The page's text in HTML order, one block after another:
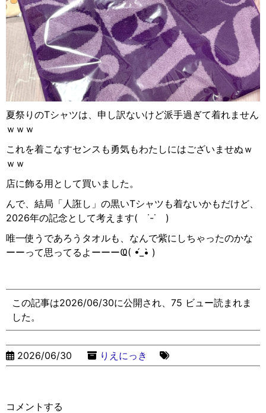
夏祭りのTシャツは、申し訳ないけど派手過ぎて着れません
ｗｗｗ
これを着こなすセンスも勇気もわたしにはございませぬｗ
ｗｗ
店に飾る用として買いました。
んで、結局「人誑し」の黒いTシャツも着ないかもだけど、
2026年の記念として考えます( ˙-˙
)
唯一使うであろうタオルも、なんで紫にしちゃったのかな
ーーって思ってるよーーーҨ( •́_•̀ )
この記事は2026/06/30に公開され、75 ビュー読まれま
した。
2026/06/30 りえにっき
コメントする